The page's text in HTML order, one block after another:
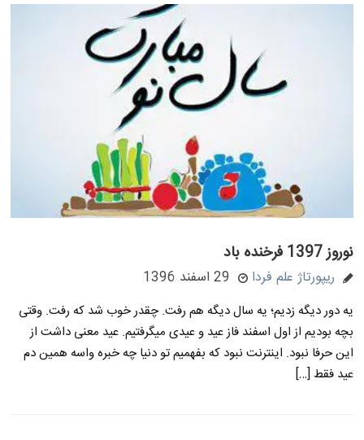
نوروز 1397 فرخنده باد
ریپورتاژ علم فردا 29 اسفند 1396
یه دور دیگه زدیم؛ یه سال دیگه هم رفت. چقدر خوب شد که رفت. وقتی
بچه بودیم از اول اسفند فاز عید و عیدی میگرفتیم. عید معنی داشت از
این حرفا نبود. اینترنت نبود که بفهمیم تو دنیا چه خبره واسه همین دم
عید فقط […]